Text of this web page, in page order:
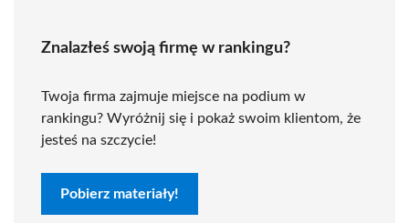
Znalazłeś swoją firmę w rankingu?
Twoja firma zajmuje miejsce na podium w
rankingu? Wyróżnij się i pokaż swoim klientom, że
jesteś na szczycie!
Pobierz materiały!